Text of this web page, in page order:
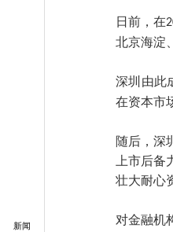
新闻
日前，在
北京海淀
深圳由此
在资本市
随后，深
上市后
壮大耐心
对金融机